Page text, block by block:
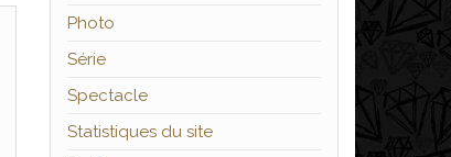
Photo
Série
Spectacle
Statistiques du site